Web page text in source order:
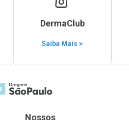
DermaClub
Saiba Mais >
a Home
Nossos